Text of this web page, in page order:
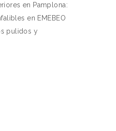
en Pamplona:
en EMEBEO
pulidos y